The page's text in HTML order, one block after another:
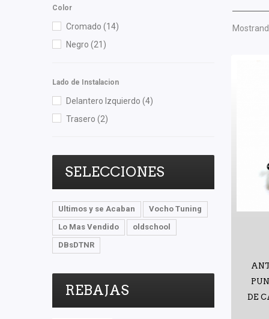
Color
Cromado (14)
Negro (21)
Lado de Instalacion
Delantero Izquierdo (4)
Trasero (2)
SELECCIONES
Ultimos y se Acaban
Vocho Tuning
Lo Mas Vendido
oldschool
DBsDTNR
REBAJAS
DE